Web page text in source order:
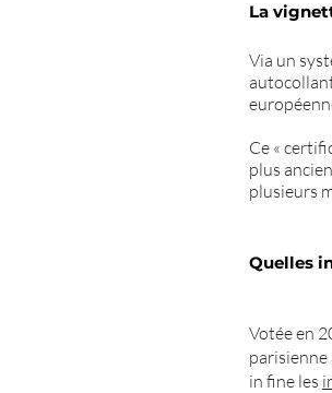
La
Via un
Ce «
plus
plusieurs
Quelles
Votée en
in fine les